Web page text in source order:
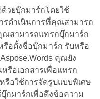
วยบุ๊กมาร์กโดยใช้
รดำเนินการที่คุณสามารถ
ณสามารถแทรกบุ๊กมาร์ก
รือตั้งชื่อบุ๊กมาร์ก รับหรือ
คุณยัง
รือเอกสารเพื่อแทรก
รือใช้การจัดรูปแบบพิเศษ
กมาร์กเพื่อดึงข้อความ